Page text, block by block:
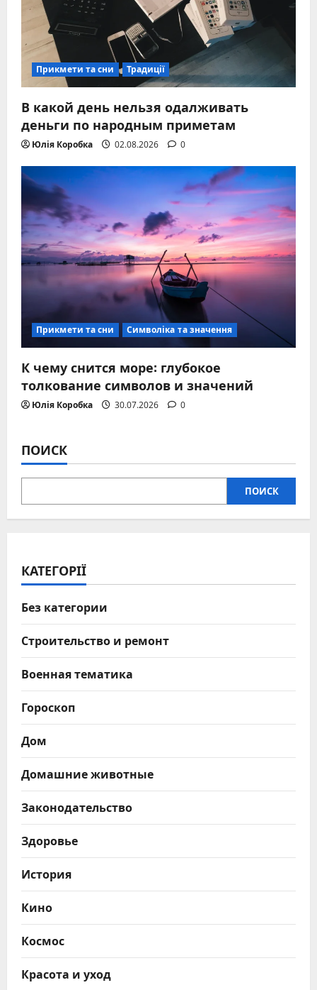
Прикмети та сни Традиції
В какой день нельзя одалживать
деньги по народным приметам
Юлія Коробка 02.08.2026 0
Прикмети та сни Символіка та значення
К чему снится море: глубокое
толкование символов и значений
Юлія Коробка 30.07.2026 0
ПОИСК
ПОИСК
КАТЕГОРІЇ
Без категории
Строительство и ремонт
Военная тематика
Гороскоп
Дом
Домашние животные
Законодательство
Здоровье
История
Кино
Космос
Красота и уход